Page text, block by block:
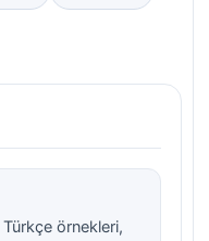
Türkçe örnekleri,